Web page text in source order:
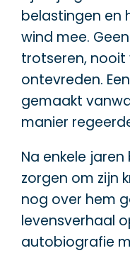
belastingen en
wind mee.
trotseren, nooit
ontevreden.
gemaakt
manier
Na enkele
zorgen om zijn
nog over hem
levensverhaal
autobiografie